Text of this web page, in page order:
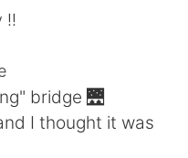
!!
bridge 🌉
I thought it was